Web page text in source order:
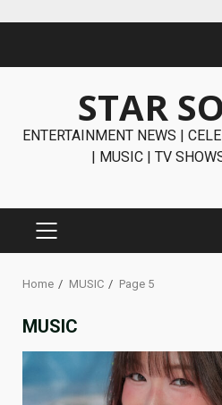
STAR
ENTERTAINMENT NEWS |
| MUSIC | TV
PRIMARY
Home MUSIC Page 5
MUSIC